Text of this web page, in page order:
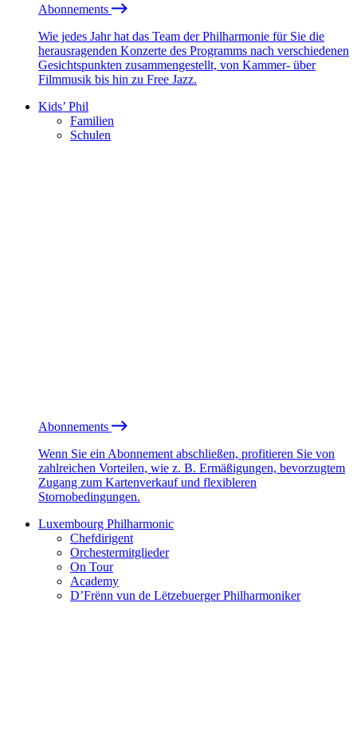
Abonnements
Wie jedes Jahr hat das Team der Philharmonie für Sie die
herausragenden Konzerte des Programms nach verschiedenen
Gesichtspunkten zusammengestellt, von Kammer- über
Filmmusik bis hin zu Free Jazz.
Kids’ Phil
Familien
Schulen
Abonnements
Wenn Sie ein Abonnement abschließen, profitieren Sie von
zahlreichen Vorteilen, wie z. B. Ermäßigungen, bevorzugtem
Zugang zum Kartenverkauf und flexibleren
Stornobedingungen.
Luxembourg Philharmonic
Chefdirigent
Orchestermitglieder
On Tour
Academy
D’Frënn vun de Lëtzebuerger Philharmoniker